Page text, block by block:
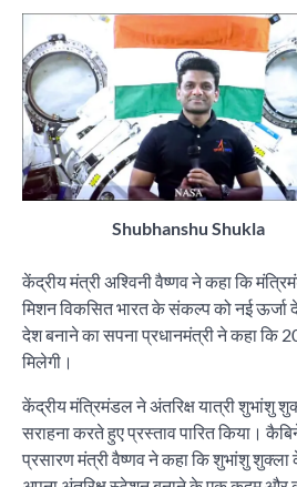
Shubhanshu Shukla
केंद्रीय मंत्री अश्विनी वैष्णव ने कहा कि
मिशन विकसित भारत के संकल्प को नई ऊर्जा
देश बनाने का सपना प्रधानमंत्री ने कहा कि
मिलेगी।
केंद्रीय मंत्रिमंडल ने अंतरिक्ष यात्री शुभांशु
सराहना करते हुए प्रस्ताव पारित किया।
प्रसारण मंत्री वैष्णव ने कहा कि शुभांशु शुक्ला